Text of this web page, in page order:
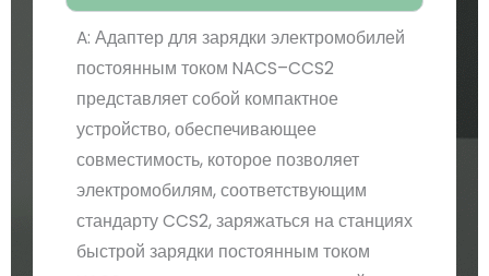
A: Адаптер для зарядки электромобилей
постоянным током NACS–CCS2
представляет собой компактное
устройство, обеспечивающее
совместимость, которое позволяет
электромобилям, соответствующим
стандарту CCS2, заряжаться на станциях
быстрой зарядки постоянным током